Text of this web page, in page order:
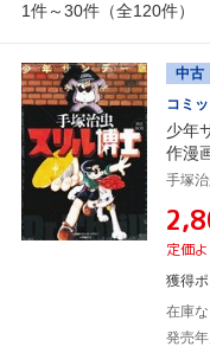
1件～30件（全120件）
中古
コミ
少年
作漫
手塚
定価
獲得
在庫な
発売